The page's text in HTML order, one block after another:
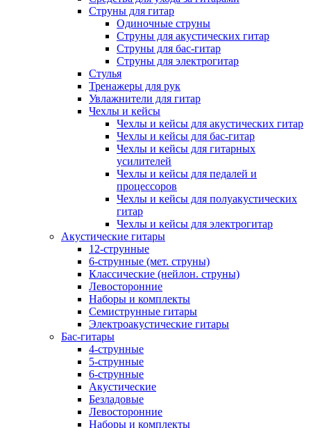
Струны для гитар
Одиночные струны
Струны для акустических гитар
Струны для бас-гитар
Струны для электрогитар
Стулья
Тренажеры для рук
Увлажнители для гитар
Чехлы и кейсы
Чехлы и кейсы для акустических гитар
Чехлы и кейсы для бас-гитар
Чехлы и кейсы для гитарных
усилителей
Чехлы и кейсы для педалей и
процессоров
Чехлы и кейсы для полуакустических
гитар
Чехлы и кейсы для электрогитар
Акустические гитары
12-струнные
6-струнные (мет. струны)
Классические (нейлон. струны)
Левосторонние
Наборы и комплекты
Семиструнные гитары
Электроакустические гитары
Бас-гитары
4-струнные
5-струнные
6-струнные
Акустические
Безладовые
Левосторонние
Наборы и комплекты